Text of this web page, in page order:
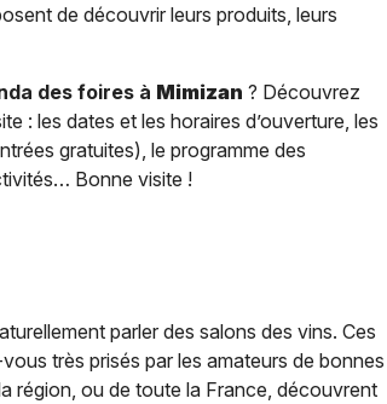
de découvrir leurs produits, leurs
des foires à Mimizan ? Découvrez
: les dates et les horaires d’ouverture, les
gratuites), le programme des
Bonne visite !
parler des salons des vins. Ces
très prisés par les amateurs de bonnes
région, ou de toute la France, découvrent